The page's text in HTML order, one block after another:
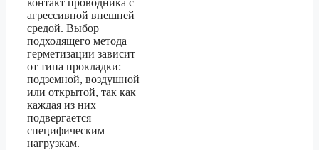
агрессивной внешней
средой. Выбор
подходящего метода
герметизации зависит
от типа прокладки:
подземной, воздушной
или открытой, так как
каждая из них
подвергается
специфическим
нагрузкам.